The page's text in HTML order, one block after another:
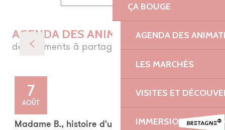
ÇA BOUGE
AGENDA DES
LES MARCHÉS
VISITES ET
IMMERSION
AGENDA DES ANIMATIONS
des moments à partager
Festivals et soirées
7
AOÛT
Madame B., histoire d'une nord-coréenne, Jéro